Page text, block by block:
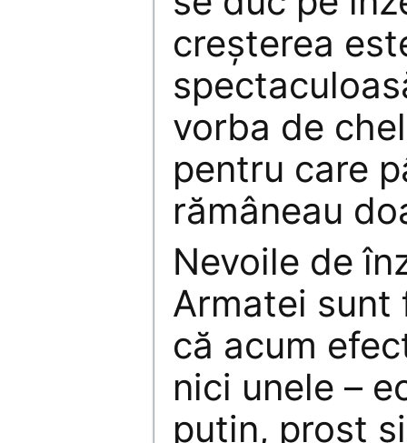
creșterea
vorba de
pentru care
rămâneau
Nevoile de
Armatei sunt
că acum
nici unele –
puțin, prost